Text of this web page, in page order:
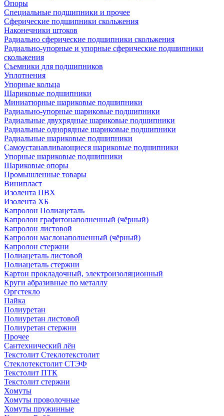
Опоры
Специальные подшипники и прочее
Сферические подшипники скольжения
Наконечники штоков
Радиально сферические подшипники скольжения
Радиально-упорные и упорные сферические подшипники
скольжения
Съемники для подшипников
Уплотнения
Упорные кольца
Шариковые подшипники
Миниатюрные шариковые подшипники
Радиально-упорные шариковые подшипники
Радиальные двухрядные шариковые подшипники
Радиальные однорядные шариковые подшипники
Радиальные шариковые подшипники
Самоустанавливающиеся шариковые подшипники
Упорные шариковые подшипники
Шариковые опоры
Промышленные товары
Винипласт
Изолента ПВХ
Изолента ХБ
Капролон Полиацеталь
Капролон графитонаполненный (чёрный)
Капролон листовой
Капролон маслонаполненный (чёрный)
Капролон стержни
Полиацеталь листовой
Полиацеталь стержни
Картон прокладочный, электроизоляционный
Круги абразивные по металлу
Оргстекло
Пайка
Полиуретан
Полиуретан листовой
Полиуретан стержни
Прочее
Сантехнический лён
Текстолит Стеклотекстолит
Стеклотекстолит СТЭФ
Текстолит ПТК
Текстолит стержни
Хомуты
Хомуты проволочные
Хомуты пружинные